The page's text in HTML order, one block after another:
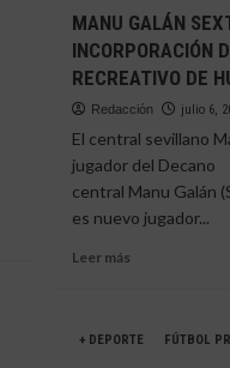
SALGADO
REFUERZA
LA
ZAGA
AYAMONTE
C.F.
MANU GALÁN
INCORPORACIÓN
RECREATIVO DE
Redacción julio 6,
El central sevillano
jugador del Decano
central Manu Galán
es nuevo jugador...
Leer más
GALÁN
+ DEPORTE FÚTBOL